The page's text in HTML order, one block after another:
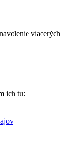
viacerých
ich tu:
.